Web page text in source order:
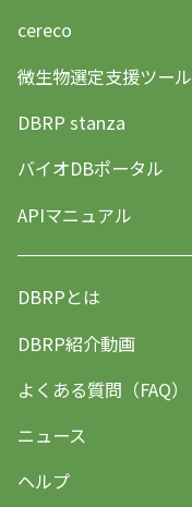
cereco
微生物選定支援ツール
DBRP stanza
バイオDBポータル
APIマニュアル
DBRPとは
DBRP紹介動画
よくある質問（FAQ）
ニュース
ヘルプ